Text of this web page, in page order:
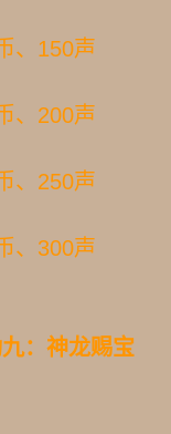
、150声
、200声
、250声
、300声
：神龙赐宝